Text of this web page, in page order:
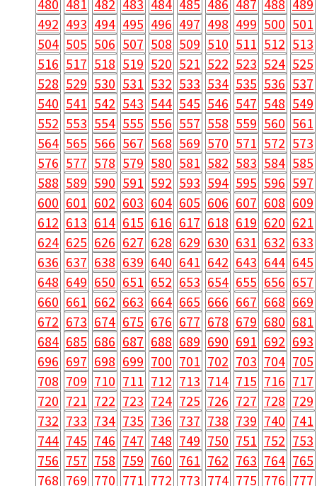
480 481 482 483 484 485 486 487 488 489
492 493 494 495 496 497 498 499 500 501
504 505 506 507 508 509 510 511 512 513
516 517 518 519 520 521 522 523 524 525
528 529 530 531 532 533 534 535 536 537
540 541 542 543 544 545 546 547 548 549
552 553 554 555 556 557 558 559 560 561
564 565 566 567 568 569 570 571 572 573
576 577 578 579 580 581 582 583 584 585
588 589 590 591 592 593 594 595 596 597
600 601 602 603 604 605 606 607 608 609
612 613 614 615 616 617 618 619 620 621
624 625 626 627 628 629 630 631 632 633
636 637 638 639 640 641 642 643 644 645
648 649 650 651 652 653 654 655 656 657
660 661 662 663 664 665 666 667 668 669
672 673 674 675 676 677 678 679 680 681
684 685 686 687 688 689 690 691 692 693
696 697 698 699 700 701 702 703 704 705
708 709 710 711 712 713 714 715 716 717
720 721 722 723 724 725 726 727 728 729
732 733 734 735 736 737 738 739 740 741
744 745 746 747 748 749 750 751 752 753
756 757 758 759 760 761 762 763 764 765
768 769 770 771 772 773 774 775 776 777